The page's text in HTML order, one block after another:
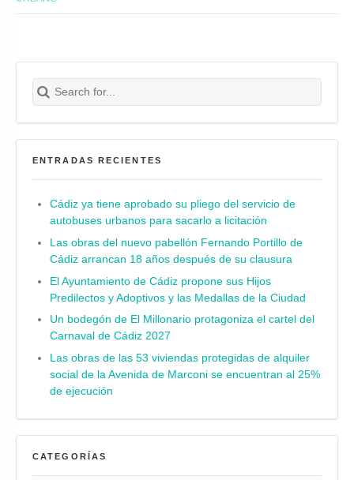
Search for:
Buscar
ENTRADAS RECIENTES
Cádiz ya tiene aprobado su pliego del servicio de
autobuses urbanos para sacarlo a licitación
Las obras del nuevo pabellón Fernando Portillo de
Cádiz arrancan 18 años después de su clausura
El Ayuntamiento de Cádiz propone sus Hijos
Predilectos y Adoptivos y las Medallas de la Ciudad
Un bodegón de El Millonario protagoniza el cartel del
Carnaval de Cádiz 2027
Las obras de las 53 viviendas protegidas de alquiler
social de la Avenida de Marconi se encuentran al 25%
de ejecución
CATEGORÍAS